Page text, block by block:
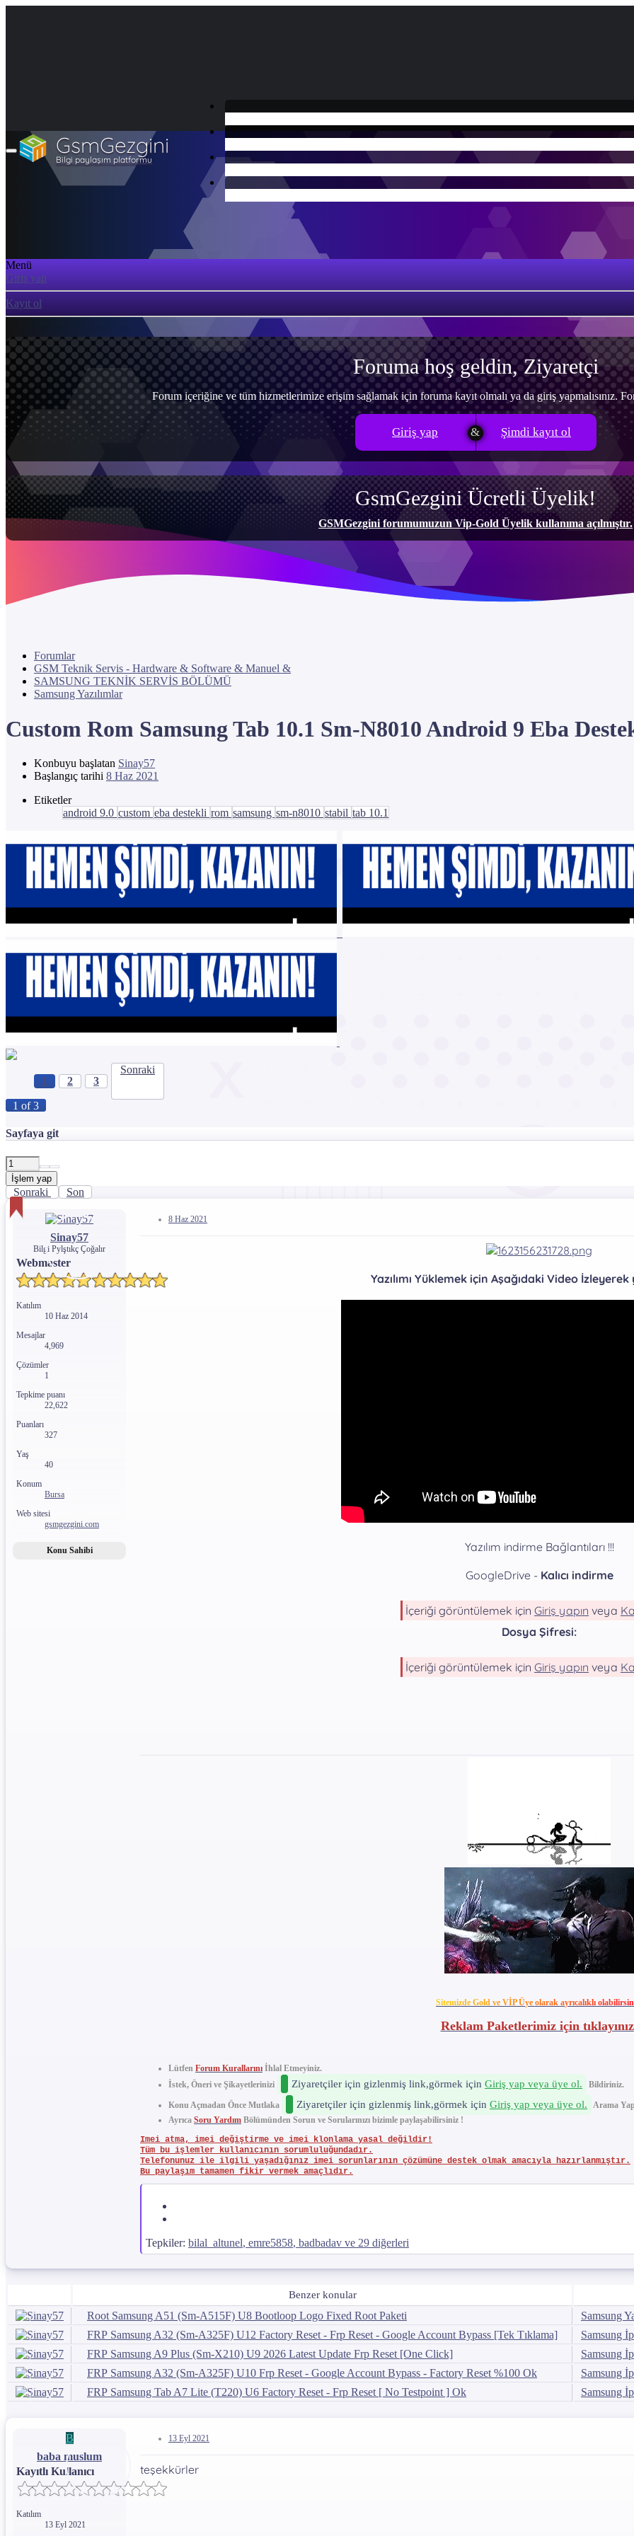
GsmGezgini
Bilgi paylaşım platformu
Menü
Giriş yap
Kayıt ol
Foruma hoş geldin, Ziyaretçi
Forum içeriğine ve tüm hizmetlerimize erişim sağlamak için foruma kayıt olmalı ya da giriş yapmalısınız.
Giriş yap Şimdi kayıt ol
GsmGezgini Ücretli Üyelik!
GSMGezgini forumumuzun Vip-Gold Üyelik kullanıma açılmıştır.
Forumlar
GSM Teknik Servis - Hardware & Software & Manuel &
SAMSUNG TEKNİK SERVİS BÖLÜMÜ
Samsung Yazılımlar
Custom Rom Samsung Tab 10.1 Sm-N8010 Android 9 Eba
Konbuyu başlatan Sinay57
Başlangıç tarihi 8 Haz 2021
Etiketler
android 9.0 custom eba destekli rom samsung sm-n8010 stabil tab 10.1
1 2 3
Sonraki
1 of 3
Sayfaya git
İşlem yap
Sonraki Son
Sinay57
Bilgi Pylştıkç Çoğalır
Webmaster
Katılım
10 Haz 2014
Mesajlar
4,969
Çözümler
1
Tepkime puanı
22,622
Puanları
327
Yaş
40
Konum
Bursa
Web sitesi
gsmgezgini.com
Konu Sahibi
8 Haz 2021
Yazılımı Yüklemek için Aşağıdaki Video
Yazılım indirme Bağlantıları !!!
GoogleDrive - Kalıcı indirme
İçeriği görüntülemek için Giriş yapın veya
Dosya Şifresi:
İçeriği görüntülemek için Giriş yapın veya
Sitemizde Gold ve VİP Üye olarak ayrıcalıklı olabilirsin
Reklam Paketlerimiz için tıklayınız
Lütfen Forum Kurallarını İhlal Etmeyiniz.
İstek, Öneri ve Şikayetlerinizi
Ziyaretçiler için gizlenmiş link,görmek için Giriş yap veya üye ol. Bildiriniz.
Konu Açmadan Önce Mutlaka Ziyaretçiler için gizlenmiş link,görmek için Giriş yap veya üye ol.
Arama
Ayrıca Soru Yardım Bölümünden Sorun ve Sorularınızı bizimle paylaşabilirsiniz !
Imei atma, imei değiştirme ve imei klonlama yasal değildir!
Tüm bu işlemler kullanıcının sorumluluğundadır.
Telefonunuz ile ilgili yaşadığınız imei sorunlarının çözümüne destek olmak amacıyla hazırlanmıştır.
Bu paylaşım tamamen fikir vermek amaçlıdır.
Tepkiler: bilal_altunel, emre5858, badbadav ve 29 diğerleri
Benzer konular
Root Samsung A51 (Sm-A515F) U8 Bootloop Logo Fixed Root Paketi
Samsung
FRP Samsung A32 (Sm-A325F) U12 Factory Reset - Frp Reset - Google Account Bypass [Tek Tıklama]
Samsung
FRP Samsung A9 Plus (Sm-X210) U9 2026 Latest Update Frp Reset [One Click]
Samsung
FRP Samsung A32 (Sm-A325F) U10 Frp Reset - Google Account Bypass - Factory Reset %100 Ok
Samsung
FRP Samsung Tab A7 Lite (T220) U6 Factory Reset - Frp Reset [ No Testpoint ] Ok Samsung
B
baba muslum
Kayıtlı Kullanıcı
Katılım
13 Eyl 2021
13 Eyl 2021
teşekkürler